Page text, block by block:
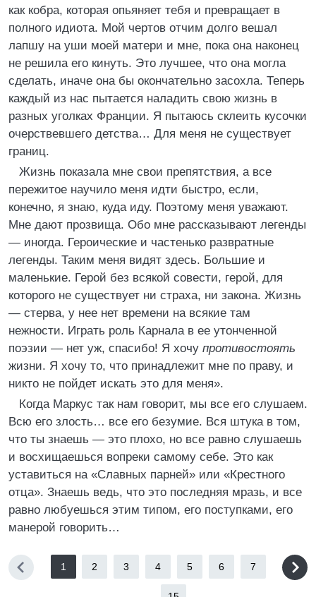
как кобра, которая опьяняет тебя и превращает в
полного идиота. Мой чертов отчим долго вешал
лапшу на уши моей матери и мне, пока она наконец
не решила его кинуть. Это лучшее, что она могла
сделать, иначе она бы окончательно засохла. Теперь
каждый из нас пытается наладить свою жизнь в
разных уголках Франции. Я пытаюсь склеить кусочки
очерствевшего детства… Для меня не существует
границ.
Жизнь показала мне свои препятствия, а все
пережитое научило меня идти быстро, если,
конечно, я знаю, куда иду. Поэтому меня уважают.
Мне дают прозвища. Обо мне рассказывают легенды
— иногда. Героические и частенько развратные
легенды. Таким меня видят здесь. Большие и
маленькие. Герой без всякой совести, герой, для
которого не существует ни страха, ни закона. Жизнь
— стерва, у нее нет времени на всякие там
нежности. Играть роль Карнала в ее утонченной
поэзии — нет уж, спасибо! Я хочу противостоять
жизни. Я хочу то, что принадлежит мне по праву, и
никто не пойдет искать это для меня».
Когда Маркус так нам говорит, мы все его слушаем.
Всю его злость… все его безумие. Вся штука в том,
что ты знаешь — это плохо, но все равно слушаешь
и восхищаешься вопреки самому себе. Это как
уставиться на «Славных парней» или «Крестного
отца». Знаешь ведь, что это последняя мразь, и все
равно любуешься этим типом, его поступками, его
манерой говорить…
1 2 3 4 5 6 7